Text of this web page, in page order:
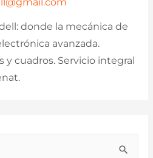
donde la mecánica de
avanzada.
y cuadros. Servicio integral